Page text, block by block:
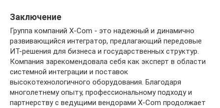
Заключение
Группа компаний X-Com - это надежный и динамично
развивающийся интегратор, предлагающий передовые
ИТ-решения для бизнеса и государственных структур.
Компания зарекомендовала себя как эксперт в области
системной интеграции и поставок
высокотехнологичного оборудования. Благодаря
многолетнему опыту, профессиональному подходу и
партнерству с ведущими вендорами X-Com продолжает